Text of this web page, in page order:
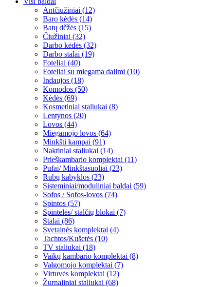
Antčiužiniai (12)
Baro kėdės (14)
Batų dčžės (15)
Čiužiniai (32)
Darbo kėdės (32)
Darbo stalai (19)
Foteliai (40)
Foteliai su miegama dalimi (10)
Indaujos (18)
Komodos (50)
Kėdės (69)
Kosmetiniai staliukai (8)
Lentynos (20)
Lovos (44)
Miegamojo lovos (64)
Minkšti kampai (91)
Naktiniai staliukai (14)
Prieškambario komplektai (11)
Pufai/ Minkštasuoliai (23)
Rūbų kabyklos (23)
Sisteminiai/moduliniai baldai (59)
Sofos / Sofos-lovos (74)
Spintos (57)
Spintelės/ stalčių blokai (7)
Stalai (86)
Svetainės komplektai (4)
Tachtos/Kušetės (10)
TV staliukai (18)
Vaikų kambario komplektai (8)
Valgomojo komplektai (7)
Virtuvės komplektai (12)
Žurnaliniai staliukai (68)